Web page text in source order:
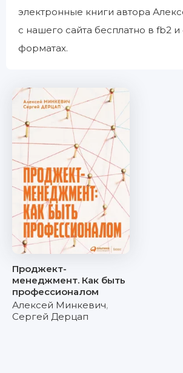
электронные книги автора
с нашего сайта бесплатно в fb2
форматах.
Проджект-
менеджмент. Как быть
профессионалом
Алексей Минкевич,
Сергей Дерцап